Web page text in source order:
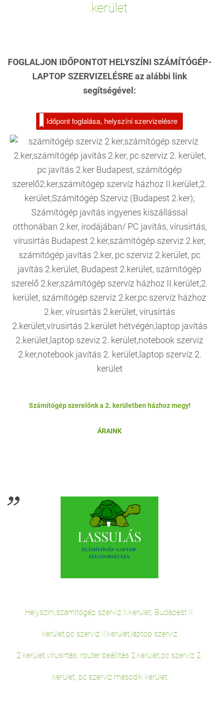
kerület
FOGLALJON IDŐPONTOT HELYSZÍNI SZÁMÍTÓGÉP-
LAPTOP SZERVIZELÉSRE az alábbi link
segítségével:
Időpont foglalása, helyszíni szervizelésre
Számítógép szerelőnk a 2. kerületben házhoz megy!
ÁRAINK
Helyszíni,számítógép szerviz II.kerület, Budapest II.
kerület,pc szerviz II.kerület,laptop szerviz
2.kerület,vírusirtás, router beállítás 2.kerület,pc szervíz 2.
kerület, pc szervíz második kerület